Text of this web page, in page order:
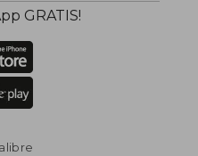
GRATIS!